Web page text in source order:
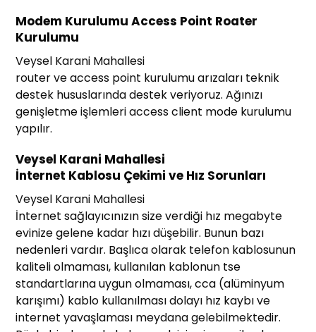
Modem Kurulumu Access Point Roater
Kurulumu
Veysel Karani Mahallesi
router ve access point kurulumu arızaları teknik
destek hususlarında destek veriyoruz. Ağınızı
genişletme işlemleri access client mode kurulumu
yapılır.
Veysel Karani Mahallesi
İnternet Kablosu Çekimi ve Hız Sorunları
Veysel Karani Mahallesi
İnternet sağlayıcınızın size verdiği hız megabyte
evinize gelene kadar hızı düşebilir. Bunun bazı
nedenleri vardır. Başlıca olarak telefon kablosunun
kaliteli olmaması, kullanılan kablonun tse
standartlarına uygun olmaması, cca (alüminyum
karışımı) kablo kullanılması dolayı hız kaybı ve
internet yavaşlaması meydana gelebilmektedir.